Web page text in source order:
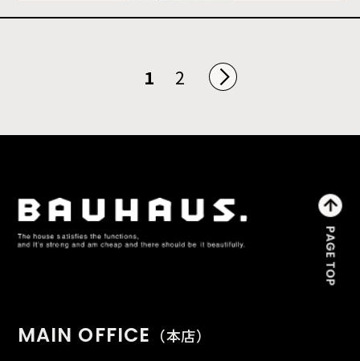
1 2
MAIN OFFICE （本店）